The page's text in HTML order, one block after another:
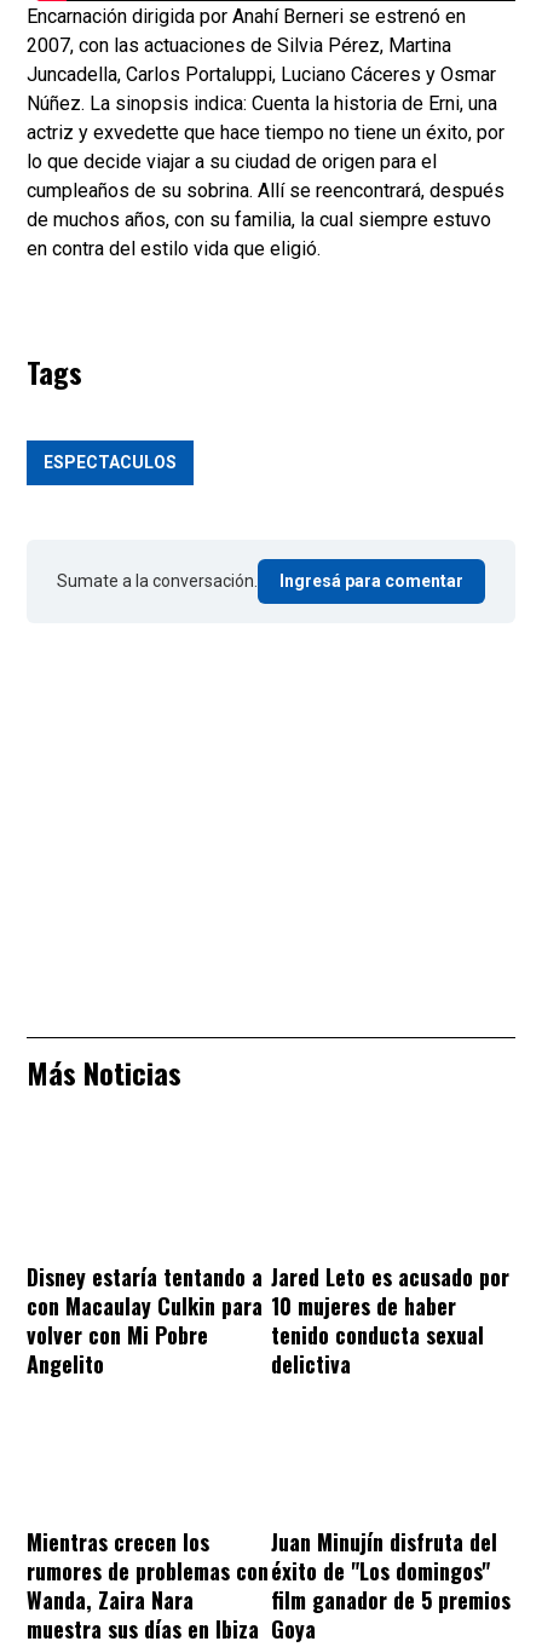
Encarnación dirigida por Anahí Berneri se estrenó en
2007, con las actuaciones de Silvia Pérez, Martina
Juncadella, Carlos Portaluppi, Luciano Cáceres y Osmar
Núñez. La sinopsis indica: Cuenta la historia de Erni, una
actriz y exvedette que hace tiempo no tiene un éxito, por
lo que decide viajar a su ciudad de origen para el
cumpleaños de su sobrina. Allí se reencontrará, después
de muchos años, con su familia, la cual siempre estuvo
en contra del estilo vida que eligió.
Tags
ESPECTACULOS
Sumate a la conversación. Ingresá para comentar
Más Noticias
Disney estaría tentando a
con Macaulay Culkin para
volver con Mi Pobre
Angelito
Jared Leto es acusado por
10 mujeres de haber
tenido conducta sexual
delictiva
Mientras crecen los
rumores de problemas con
Wanda, Zaira Nara
muestra sus días en Ibiza
Juan Minujín disfruta del
éxito de "Los domingos"
film ganador de 5 premios
Goya